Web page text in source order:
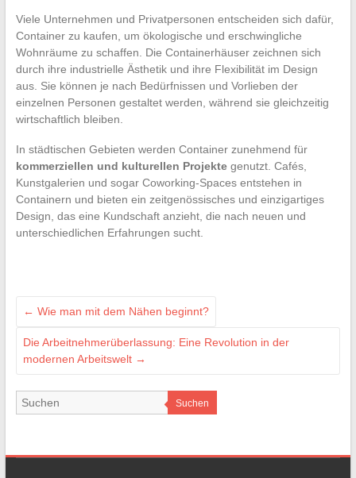
Viele Unternehmen und Privatpersonen entscheiden sich dafür,
Container zu kaufen, um ökologische und erschwingliche
Wohnräume zu schaffen. Die Containerhäuser zeichnen sich
durch ihre industrielle Ästhetik und ihre Flexibilität im Design
aus. Sie können je nach Bedürfnissen und Vorlieben der
einzelnen Personen gestaltet werden, während sie gleichzeitig
wirtschaftlich bleiben.
In städtischen Gebieten werden Container zunehmend für
kommerziellen und kulturellen Projektegenutzt. Cafés,
Kunstgalerien und sogar Coworking-Spaces entstehen in
Containern und bieten ein zeitgenössisches und einzigartiges
Design, das eine Kundschaft anzieht, die nach neuen und
unterschiedlichen Erfahrungen sucht.
← Wie man mit dem Nähen beginnt?
Die Arbeitnehmerüberlassung: Eine Revolution in der
modernen Arbeitswelt →
Suchen